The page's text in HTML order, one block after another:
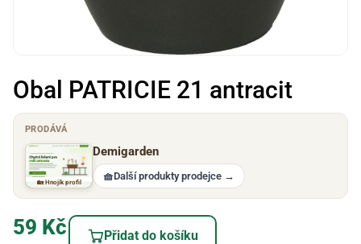
Obal PATRICIE 21 antracit
PRODÁVÁ
🏡 Hnojík profil
Demigarden
🧺Další produkty prodejce →
59 Kč Přidat do košíku